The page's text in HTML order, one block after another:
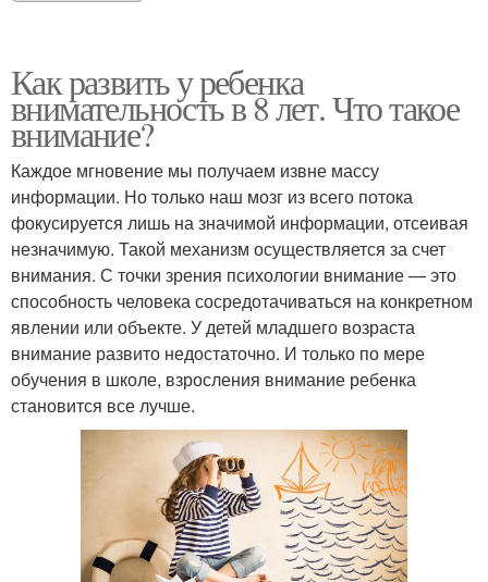
Как развить у ребенка
внимательность в 8 лет. Что такое
внимание?
Каждое мгновение мы получаем извне массу
информации. Но только наш мозг из всего потока
фокусируется лишь на значимой информации, отсеивая
незначимую. Такой механизм осуществляется за счет
внимания. С точки зрения психологии внимание — это
способность человека сосредотачиваться на конкретном
явлении или объекте. У детей младшего возраста
внимание развито недостаточно. И только по мере
обучения в школе, взросления внимание ребенка
становится все лучше.